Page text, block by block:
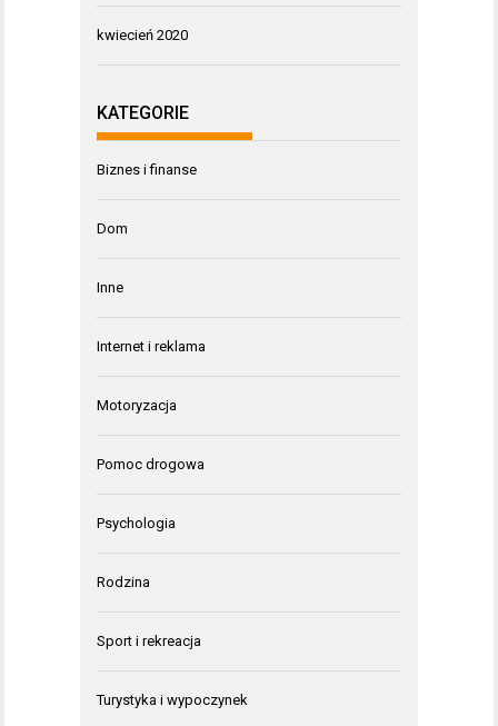
kwiecień 2020
KATEGORIE
Biznes i finanse
Dom
Inne
Internet i reklama
Motoryzacja
Pomoc drogowa
Psychologia
Rodzina
Sport i rekreacja
Turystyka i wypoczynek